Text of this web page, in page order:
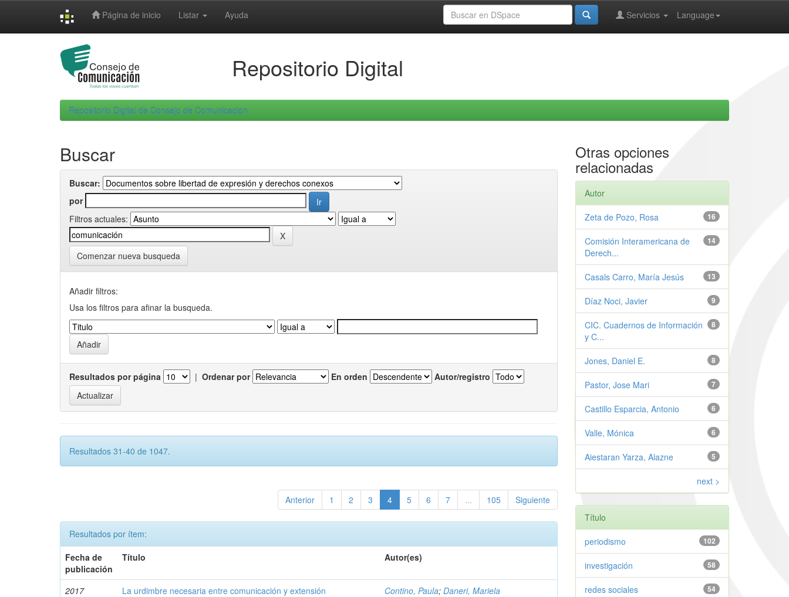
Página de inicio Listar Ayuda Language
Servicios
Repositorio Digital
Repositorio Digital de Consejo de Comunicacion
Buscar
Buscar:
por
Filtros actuales:
Comenzar nueva busqueda
Añadir filtros:
Usa los filtros para afinar la busqueda.
Resultados por página | Ordenar por En orden Autor/registro
Resultados 31-40 de 1047.
Anterior 1 2 3 4 5 6 7 ... 105 Siguiente
Resultados por ítem:
Fecha de
publicación
Título Autor(es)
2017 La urdimbre necesaria entre comunicación y extensión Contino, Paula;Daneri, Mariela
Otras opciones
relacionadas
Autor
16
Zeta de Pozo, Rosa
14
Comisión Interamericana de
Derech...
13
Casals Carro, María Jesús
9
Díaz Noci, Javier
8
CIC. Cuadernos de Información
y C...
8
Jones, Daniel E.
7
Pastor, Jose Mari
6
Castillo Esparcia, Antonio
6
Valle, Mónica
5
Aiestaran Yarza, Alazne
next >
Título
102
periodismo
58
investigación
54
redes sociales